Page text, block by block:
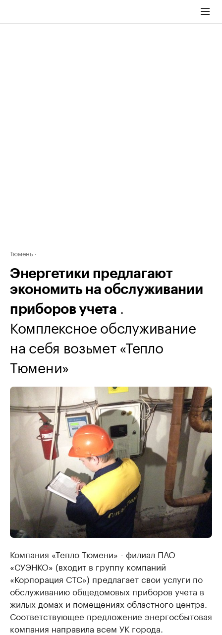
Тюмень
Энергетики предлагают
экономить на обслуживании
приборов учета .
Комплексное обслуживание
на себя возьмет «Тепло
Тюмени»
Компания «Тепло Тюмени» - филиал ПАО
«СУЭНКО» (входит в группу компаний
«Корпорация СТС») предлагает свои услуги по
обслуживанию общедомовых приборов учета в
жилых домах и помещениях областного центра.
Соответствующее предложение энергосбытовая
компания направила всем УК города.